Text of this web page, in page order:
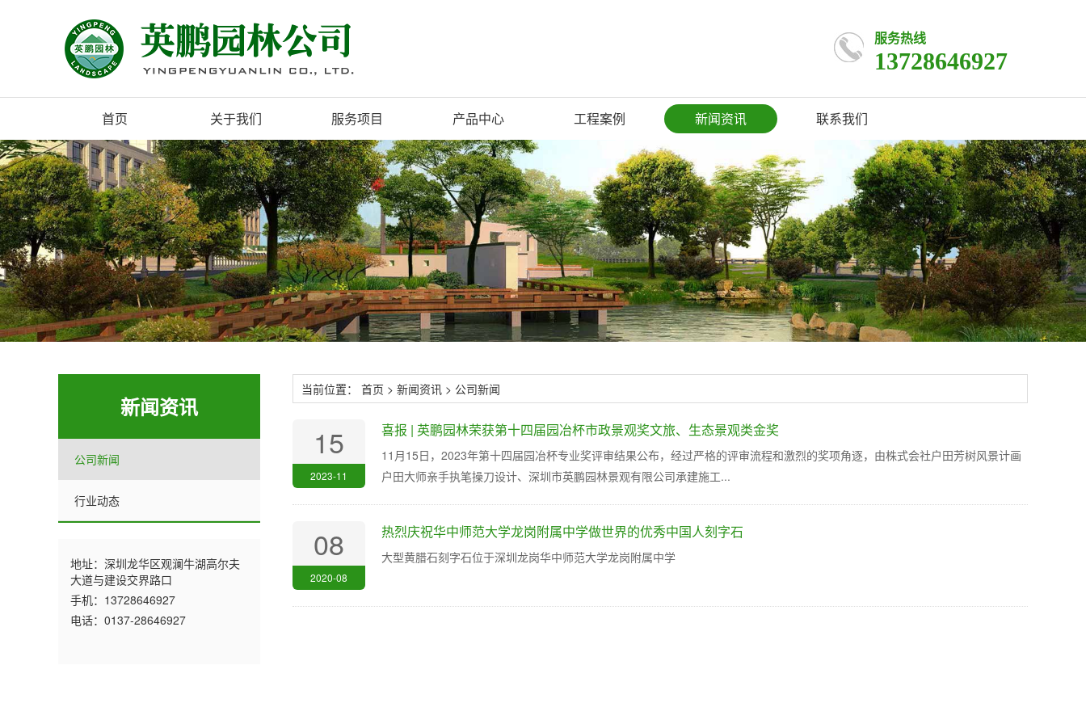
服务热线
13728646927
首页 关于我们 服务项目 产品中心 工程案例 新闻资讯 联系我们
新闻资讯
公司新闻
行业动态
地址：深圳龙华区观澜牛湖高尔夫
大道与建设交界路口
手机：13728646927
电话：0137-28646927
当前位置： 首页 > 新闻资讯 > 公司新闻
15
2023-11
喜报 | 英鹏园林荣获第十四届园冶杯市政景观奖文旅、生态景观类金奖
11月15日，2023年第十四届园冶杯专业奖评审结果公布，经过严格的评审流程和激烈的奖项角逐，由株式会社户田芳树风景计画
户田大师亲手执笔操刀设计、深圳市英鹏园林景观有限公司承建施工...
08
2020-08
热烈庆祝华中师范大学龙岗附属中学做世界的优秀中国人刻字石
大型黄腊石刻字石位于深圳龙岗华中师范大学龙岗附属中学